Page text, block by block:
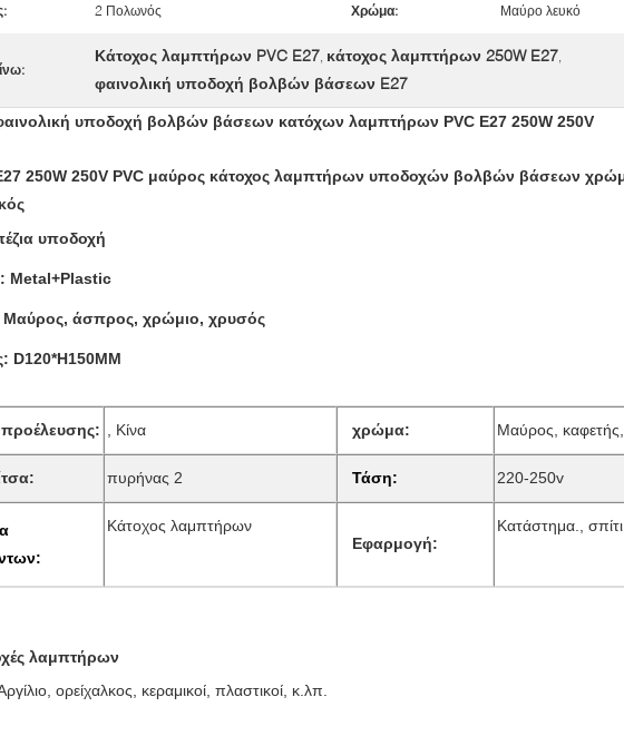
2 Πολωνός Χρώμα: Μαύρο λευκό
Κάτοχος λαμπτήρων PVC E27 κάτοχος λαμπτήρων 250W E27
φαινολική υποδοχή βολβών βάσεων E27
υποδοχή βολβών βάσεων κατόχων λαμπτήρων PVC E27 250W 250V
250W 250V PVC μαύρος κάτοχος λαμπτήρων υποδοχών βολβών βάσεων
υποδοχή
Metal+Plastic
άσπρος, χρώμιο, χρυσός
D120*H150MM
: , Κίνα χρώμα: Μαύρος, καφετής,
πυρήνας 2 Τάση: 220-250v
:
Κάτοχος λαμπτήρων
Εφαρμογή:
Κατάστημα.,
λαμπτήρων
ορείχαλκος, κεραμικοί, πλαστικοί, κ.λπ.